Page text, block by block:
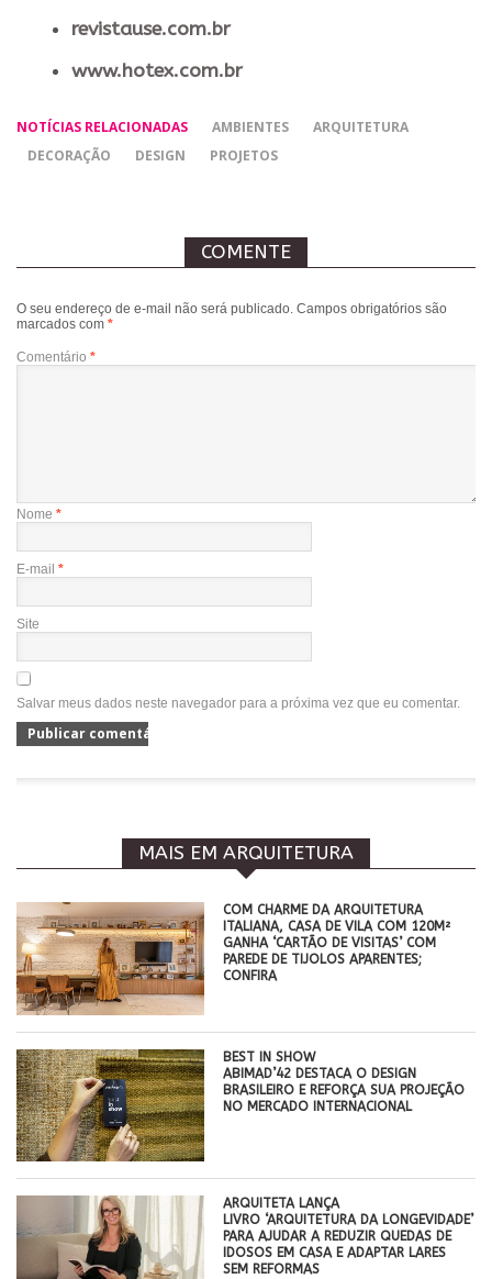
revistause.com.br
www.hotex.com.br
NOTÍCIAS RELACIONADAS AMBIENTES
ARQUITETURA
DECORAÇÃO
DESIGN PROJETOS
COMENTE
O seu endereço de e-mail não será publicado. Campos obrigatórios são
marcados com *
Comentário *
Nome *
E-mail *
Site
Salvar meus dados neste navegador para a próxima vez que eu comentar.
MAIS EM ARQUITETURA
COM CHARME DA ARQUITETURA
ITALIANA, CASA DE VILA COM 120M²
GANHA ‘CARTÃO DE VISITAS’ COM
PAREDE DE TIJOLOS APARENTES;
CONFIRA
BEST IN SHOW
ABIMAD’42 DESTACA O DESIGN
BRASILEIRO E REFORÇA SUA PROJEÇÃO
NO MERCADO INTERNACIONAL
ARQUITETA LANÇA
LIVRO ‘ARQUITETURA DA LONGEVIDADE’
PARA AJUDAR A REDUZIR QUEDAS DE
IDOSOS EM CASA E ADAPTAR LARES
SEM REFORMAS